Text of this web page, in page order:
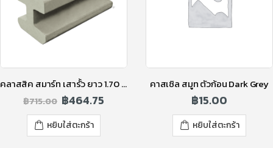
คลาสสิค สมาร์ท เสารั้ว ยาว 1.70 ม. สูง 1.50 ม.
฿715.00 ฿464.75
หยิบใส่ตะกร้า
คาสเซิล สมูท ตัวก้อน Dark Grey
฿15.00
หยิบใส่ตะกร้า